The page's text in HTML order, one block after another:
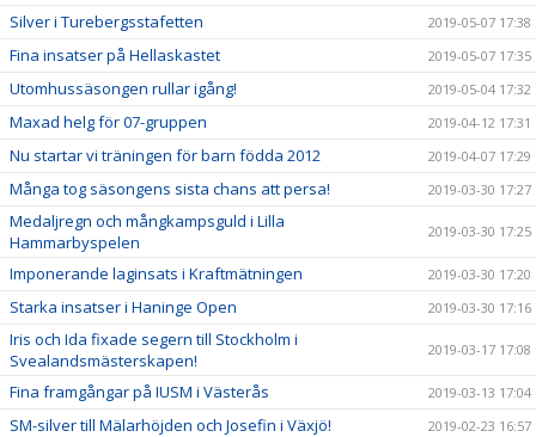
Silver i Turebergsstafetten 2019-05-07 17:38
Fina insatser på Hellaskastet 2019-05-07 17:35
Utomhussäsongen rullar igång! 2019-05-04 17:32
Maxad helg för 07-gruppen 2019-04-12 17:31
Nu startar vi träningen för barn födda 2012 2019-04-07 17:29
Många tog säsongens sista chans att persa! 2019-03-30 17:27
Medaljregn och mångkampsguld i Lilla
Hammarbyspelen
2019-03-30 17:25
Imponerande laginsats i Kraftmätningen 2019-03-30 17:20
Starka insatser i Haninge Open 2019-03-30 17:16
Iris och Ida fixade segern till Stockholm i
Svealandsmästerskapen!
2019-03-17 17:08
Fina framgångar på IUSM i Västerås 2019-03-13 17:04
SM-silver till Mälarhöjden och Josefin i Växjö! 2019-02-23 16:57